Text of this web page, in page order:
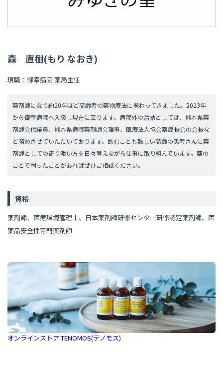
森 直樹(もり なおき)
現職：御幸病院 薬局主任
薬剤師になり約20年ほど高齢者の薬物療法に携わってきました。2023年
から御幸病院へ入職し現在に至ります。病院外の活動としては、熊本県薬
剤師会代議員、熊本県病院薬剤師会理事、医療法人協会薬局長会の会長な
ど務めさせていただいております。飲むことも難しい高齢の患者さんに薬
剤師としての寄り添い方を日々考えながら仕事に取り組んでいます。薬の
ことで困ったことがあればぜひご相談ください。
資格
薬剤師、医療環境管理士、日本薬剤師研修センター研修認定薬剤師、医
薬品安全性専門薬剤師
オンラインストア TENOMOS(テノモス)